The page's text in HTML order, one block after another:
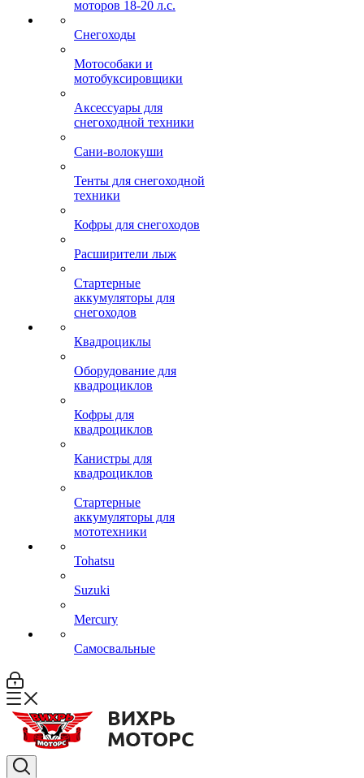
моторов 18-20 л.с.
Снегоходы
Мотособаки и
мотобуксировщики
Аксессуары для
снегоходной техники
Сани-волокуши
Тенты для снегоходной
техники
Кофры для снегоходов
Расширители лыж
Стартерные
аккумуляторы для
снегоходов
Квадроциклы
Оборудование для
квадроциклов
Кофры для
квадроциклов
Канистры для
квадроциклов
Стартерные
аккумуляторы для
мототехники
Tohatsu
Suzuki
Mercury
Самосвальные